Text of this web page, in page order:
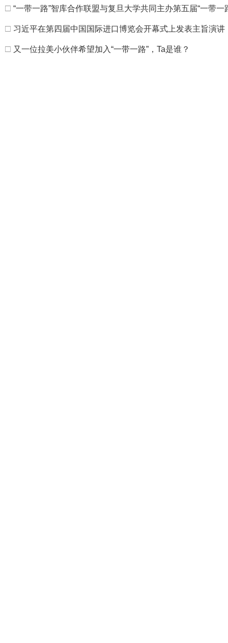
□ “一带一路”智库合作联盟与复旦大学共同主办第五届“一带
□ 习近平在第四届中国国际进口博览会开幕式上发表主旨演讲
□ 又一位拉美小伙伴希望加入“一带一路”，Ta是谁？